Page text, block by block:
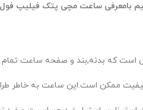
بامعرفی ساعت مچی پتک فیلیپ
است که بدنه,بند و صفحه ساعت تمام
ممکن است.این ساعت به خاطر